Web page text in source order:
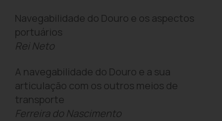
Navegabilidade do Douro e os aspectos
portuários
Rei Neto
A navegabilidade do Douro e a sua
articulação com os outros meios de
transporte
Ferreira do Nascimento